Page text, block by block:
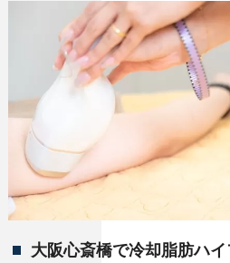
大阪心斎橋で冷却脂肪ハイ